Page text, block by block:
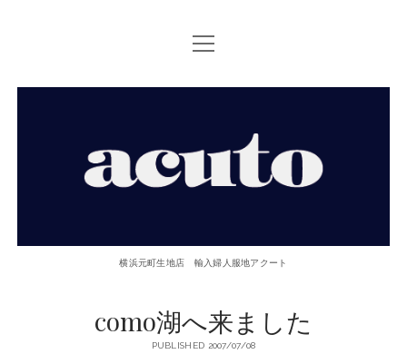
TOP PAGE
ACUTOについて
open
menu
元
横浜元町生地店 輸入婦人服地アクート
como湖へ来ました
PUBLISHED 2007/07/08